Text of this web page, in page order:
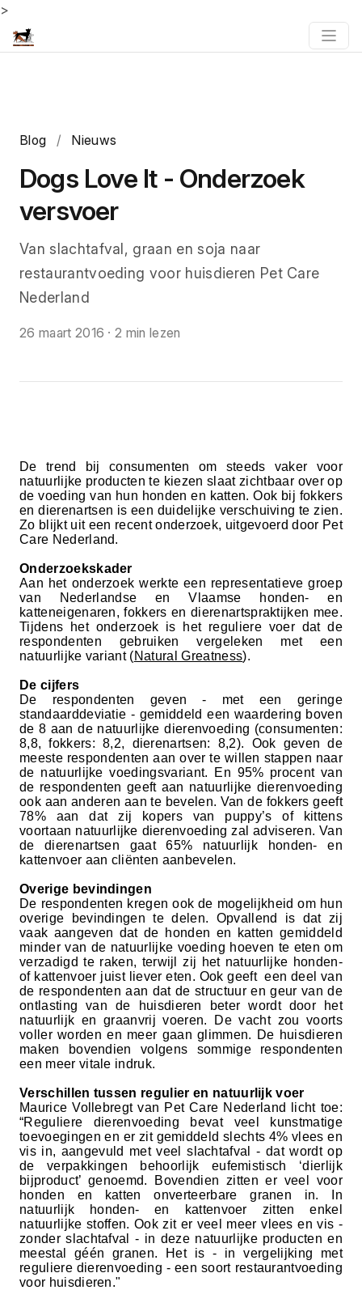
>
Blog / Nieuws
Dogs Love It - Onderzoek
versvoer
Van slachtafval, graan en soja naar
restaurantvoeding voor huisdieren Pet Care
Nederland
26 maart 2016 ·2 min lezen
De trend bij consumenten om steeds vaker voor
natuurlijke producten te kiezen slaat zichtbaar over op
de voeding van hun honden en katten. Ook bij fokkers
en dierenartsen is een duidelijke verschuiving te zien.
Zo blijkt uit een recent onderzoek, uitgevoerd door Pet
Care Nederland.
Onderzoekskader
Aan het onderzoek werkte een representatieve groep
van Nederlandse en Vlaamse honden- en
katteneigenaren, fokkers en dierenartspraktijken mee.
Tijdens het onderzoek is het reguliere voer dat de
respondenten gebruiken vergeleken met een
natuurlijke variant (Natural Greatness).
De cijfers
De respondenten geven - met een geringe
standaarddeviatie - gemiddeld een waardering boven
de 8 aan de natuurlijke dierenvoeding (consumenten:
8,8, fokkers: 8,2, dierenartsen: 8,2). Ook geven de
meeste respondenten aan over te willen stappen naar
de natuurlijke voedingsvariant. En 95% procent van
de respondenten geeft aan natuurlijke dierenvoeding
ook aan anderen aan te bevelen. Van de fokkers geeft
78% aan dat zij kopers van puppy’s of kittens
voortaan natuurlijke dierenvoeding zal adviseren. Van
de dierenartsen gaat 65% natuurlijk honden- en
kattenvoer aan cliënten aanbevelen.
Overige bevindingen
De respondenten kregen ook de mogelijkheid om hun
overige bevindingen te delen. Opvallend is dat zij
vaak aangeven dat de honden en katten gemiddeld
minder van de natuurlijke voeding hoeven te eten om
verzadigd te raken, terwijl zij het natuurlijke honden-
of kattenvoer juist liever eten. Ook geeft een deel van
de respondenten aan dat de structuur en geur van de
ontlasting van de huisdieren beter wordt door het
natuurlijk en graanvrij voeren. De vacht zou voorts
voller worden en meer gaan glimmen. De huisdieren
maken bovendien volgens sommige respondenten
een meer vitale indruk.
Verschillen tussen regulier en natuurlijk voer
Maurice Vollebregt van Pet Care Nederland licht toe:
“Reguliere dierenvoeding bevat veel kunstmatige
toevoegingen en er zit gemiddeld slechts 4% vlees en
vis in, aangevuld met veel slachtafval - dat wordt op
de verpakkingen behoorlijk eufemistisch ‘dierlijk
bijproduct’ genoemd. Bovendien zitten er veel voor
honden en katten onverteerbare granen in. In
natuurlijk honden- en kattenvoer zitten enkel
natuurlijke stoffen. Ook zit er veel meer vlees en vis -
zonder slachtafval - in deze natuurlijke producten en
meestal géén granen. Het is - in vergelijking met
reguliere dierenvoeding - een soort restaurantvoeding
voor huisdieren."